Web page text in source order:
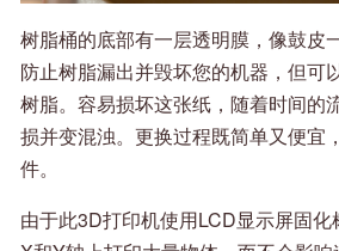
树脂桶的底部有一层透明膜，像鼓皮
防止树脂漏出并毁坏您的机器，但可
树脂。容易损坏这张纸，随着时间的
损并变混浊。更换过程既简单又便宜
件。
由于此3D打印机使用LCD显示屏固